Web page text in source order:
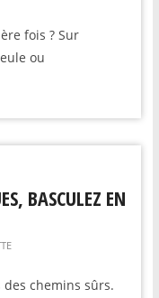
fois ? Sur
ou
BASCULEZ EN
des chemins sûrs.